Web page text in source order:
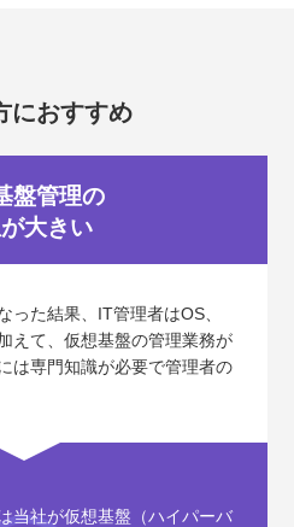
におすすめ
盤管理の
大きい
った結果、IT管理者はOS、
えて、仮想基盤の管理業務が
は専門知識が必要で管理者の
当社が仮想基盤（ハイパーバ